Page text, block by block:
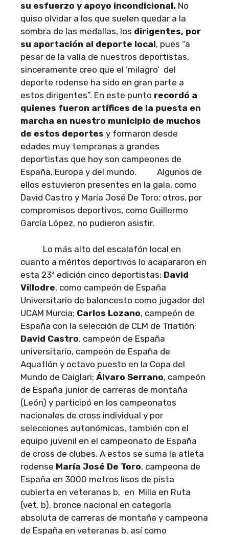
su esfuerzo y apoyo incondicional. No
quiso olvidar a los que suelen quedar a la
sombra de las medallas, los dirigentes, por
su aportación al deporte local, pues “a
pesar de la valía de nuestros deportistas,
sinceramente creo que el ‘milagro’ del
deporte rodense ha sido en gran parte a
estos dirigentes”. En este punto recordó a
quienes fueron artífices de la puesta en
marcha en nuestro municipio de muchos
de estos deportes y formaron desde
edades muy tempranas a grandes
deportistas que hoy son campeones de
España, Europa y del mundo. Algunos de
ellos estuvieron presentes en la gala, como
David Castro y María José De Toro; otros, por
compromisos deportivos, como Guillermo
García López, no pudieron asistir.
Lo más alto del escalafón local en
cuanto a méritos deportivos lo acapararon en
esta 23ª edición cinco deportistas: David
Villodre, como campeón de España
Universitario de baloncesto como jugador del
UCAM Murcia; Carlos Lozano, campeón de
España con la selección de CLM de Triatlón;
David Castro, campeón de España
universitario, campeón de España de
Aquatlón y octavo puesto en la Copa del
Mundo de Caiglari; Álvaro Serrano, campeón
de España junior de carreras de montaña
(León) y participó en los campeonatos
nacionales de cross individual y por
selecciones autonómicas, también con el
equipo juvenil en el campeonato de España
de cross de clubes. A estos se suma la atleta
rodense María José De Toro, campeona de
España en 3000 metros lisos de pista
cubierta en veteranas b, en Milla en Ruta
(vet. b), bronce nacional en categoría
absoluta de carreras de montaña y campeona
de España en veteranas b, así como